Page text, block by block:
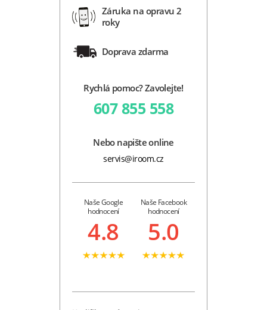
Záruka na opravu 2
roky
Doprava zdarma
Rychlá pomoc? Zavolejte!
607 855 558
Nebo napište online
servis@iroom.cz
Naše Google
hodnocení
4.8
Naše Facebook
hodnocení
5.0